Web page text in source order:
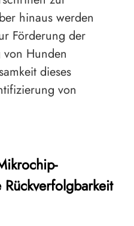
hinaus werden
Förderung der
Hunden
dieses
von